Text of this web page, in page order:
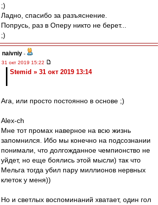
;)
Ладно, спасибо за разъяснение.
Попрусь, раз в Оперу никто не берет...
;)
naivniy -
31 окт 2019 15:22
Stemid » 31 окт 2019 13:14
Ага, или просто постоянно в основе ;)
Alex-ch
Мне тот промах наверное на всю жизнь
запомнился. Ибо мы конечно на подсознании
понимали, что долгожданное чемпионство не
уйдет, но еще боялись этой мысли) так что
Мельга тогда убил пару миллионов нервных
клеток у меня))
Но и светлых воспоминаний хватает, один гол